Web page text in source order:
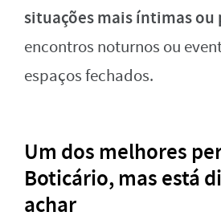
situações mais íntimas ou
encontros noturnos ou
espaços fechados.
Um dos melhores
Boticário, mas está
achar